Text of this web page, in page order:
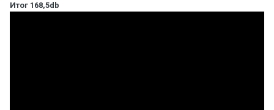
Итог 168,5db